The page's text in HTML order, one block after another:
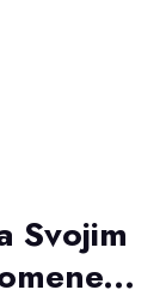
Svojim